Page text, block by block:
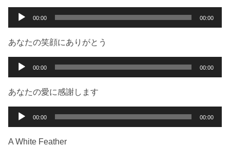
ープ
レ
ー
00:00 00:00
あなたの笑顔にありがとう
プ
レ
ー
00:00 00:00
あなたの愛に感謝します
プ
00:00 00:00
A White Feather